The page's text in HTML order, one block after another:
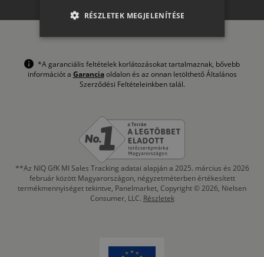
*A garanciális feltételek korlátozásokat tartalmaznak, bővebb
információt a Garanciaoldalon és az onnan letölthető Általános
Szerződési Feltételeinkben talál.
**Az NIQ GfK MI Sales Tracking adatai alapján a 2025. március és 2026
február között Magyarországon, négyzetméterben értékesített
termékmennyiséget tekintve, Panelmarket, Copyright © 2026, Nielsen
Consumer, LLC. Részletek
RO-HU
RÉSZLETEK MEGJELENÍTÉSE